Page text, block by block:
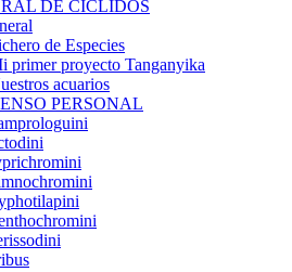
DE CÍCLIDOS
de Especies
primer proyecto Tanganyika
acuarios
PERSONAL